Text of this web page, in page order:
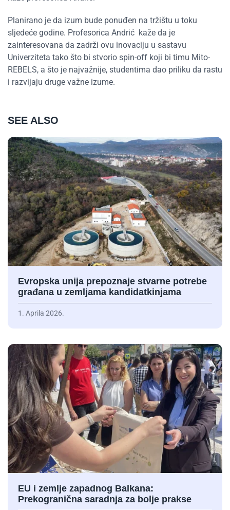
Planirano je da izum bude ponuđen na tržištu u toku
sljedeće godine. Profesorica Andrić kaže da je
zainteresovana da zadrži ovu inovaciju u sastavu
Univerziteta tako što bi stvorio spin-off koji bi timu Mito-
REBELS, a što je najvažnije, studentima dao priliku da rastu
i razvijaju druge važne izume.
SEE ALSO
Evropska unija prepoznaje stvarne potrebe
građana u zemljama kandidatkinjama
1. Aprila 2026.
EU i zemlje zapadnog Balkana:
Prekogranična saradnja za bolje prakse